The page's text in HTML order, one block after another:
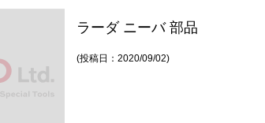
ラーダ ニーバ 部品
(投稿日：2020/09/02)